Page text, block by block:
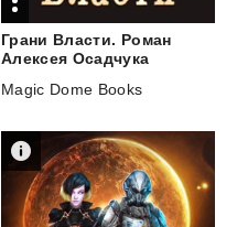
Грани Власти. Роман
Алексея Осадчука
Magic Dome Books